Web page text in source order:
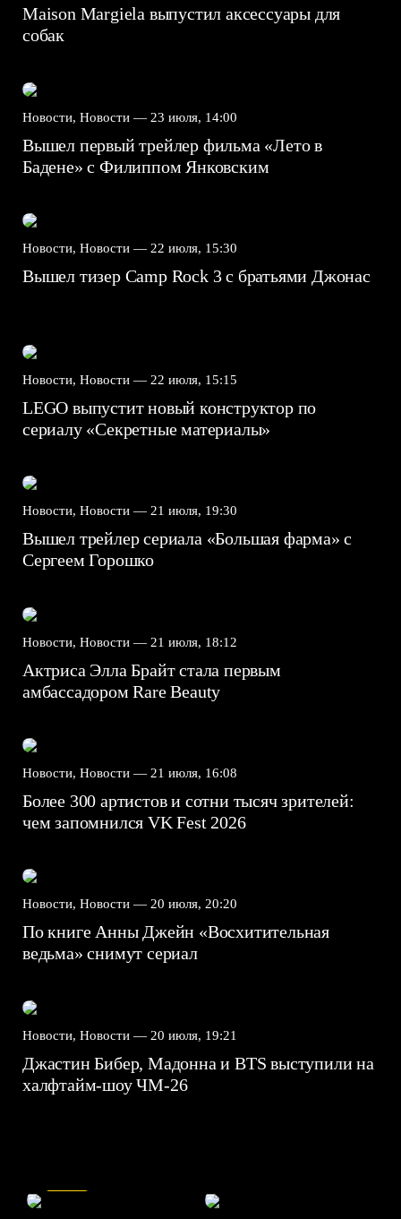
Maison Margiela выпустил аксессуары для
собак
Новости, Новости — 23 июля, 14:00
Вышел первый трейлер фильма «Лето в
Бадене» с Филиппом Янковским
Новости, Новости — 22 июля, 15:30
Вышел тизер Camp Rock 3 с братьями Джонас
Новости, Новости — 22 июля, 15:15
LEGO выпустит новый конструктор по
сериалу «Секретные материалы»
Новости, Новости — 21 июля, 19:30
Вышел трейлер сериала «Большая фарма» с
Сергеем Горошко
Новости, Новости — 21 июля, 18:12
Актриса Элла Брайт стала первым
амбассадором Rare Beauty
Новости, Новости — 21 июля, 16:08
Более 300 артистов и сотни тысяч зрителей:
чем запомнился VK Fest 2026
Новости, Новости — 20 июля, 20:20
По книге Анны Джейн «Восхитительная
ведьма» снимут сериал
Новости, Новости — 20 июля, 19:21
Джастин Бибер, Мадонна и BTS выступили на
халфтайм-шоу ЧМ-26